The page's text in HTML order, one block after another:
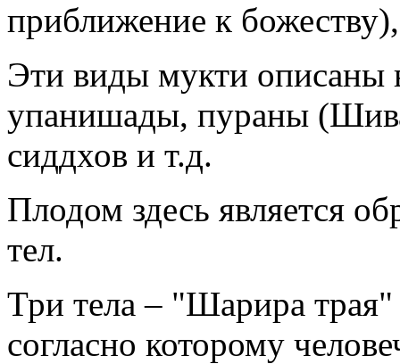
приближение к
Эти виды мукти описаны
упанишады, пураны
сиддхов и т.д.
Плодом здесь является
тел.
Три тела – "Шарира трая"
согласно которому